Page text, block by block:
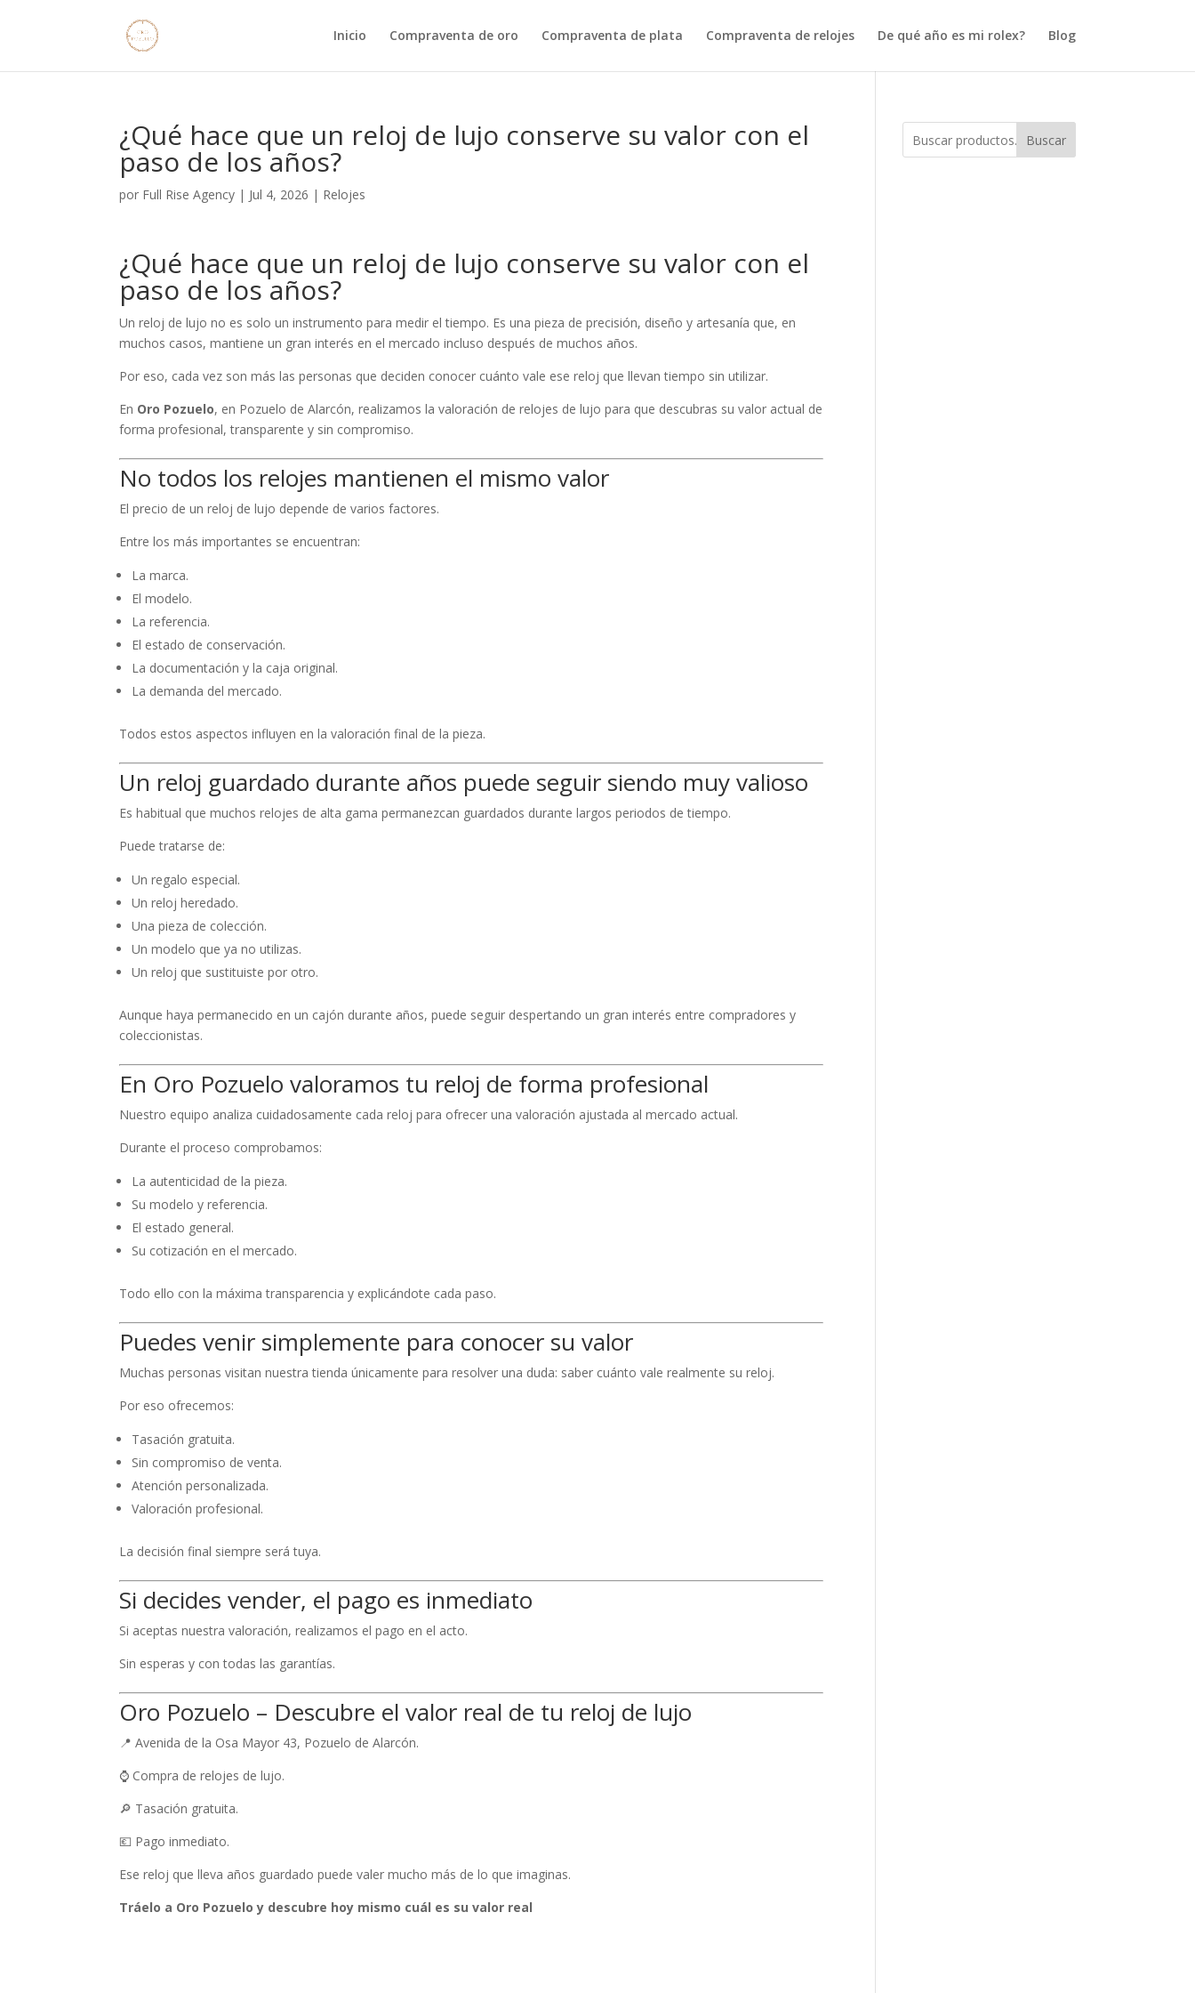
Inicio Compraventa de oro Compraventa de plata Compraventa de relojes De qué año es mi rolex? Blog
¿Qué hace que un reloj de lujo conserve su valor con el
paso de los años?
por Full Rise Agency | Jul 4, 2026 | Relojes
¿Qué hace que un reloj de lujo conserve su valor con el
paso de los años?
Un reloj de lujo no es solo un instrumento para medir el tiempo. Es una pieza de precisión, diseño y artesanía que, en
muchos casos, mantiene un gran interés en el mercado incluso después de muchos años.
Por eso, cada vez son más las personas que deciden conocer cuánto vale ese reloj que llevan tiempo sin utilizar.
En Oro Pozuelo, en Pozuelo de Alarcón, realizamos la valoración de relojes de lujo para que descubras su valor actual de
forma profesional, transparente y sin compromiso.
No todos los relojes mantienen el mismo valor
El precio de un reloj de lujo depende de varios factores.
Entre los más importantes se encuentran:
La marca.
El modelo.
La referencia.
El estado de conservación.
La documentación y la caja original.
La demanda del mercado.
Todos estos aspectos influyen en la valoración final de la pieza.
Un reloj guardado durante años puede seguir siendo muy valioso
Es habitual que muchos relojes de alta gama permanezcan guardados durante largos periodos de tiempo.
Puede tratarse de:
Un regalo especial.
Un reloj heredado.
Una pieza de colección.
Un modelo que ya no utilizas.
Un reloj que sustituiste por otro.
Aunque haya permanecido en un cajón durante años, puede seguir despertando un gran interés entre compradores y
coleccionistas.
En Oro Pozuelo valoramos tu reloj de forma profesional
Nuestro equipo analiza cuidadosamente cada reloj para ofrecer una valoración ajustada al mercado actual.
Durante el proceso comprobamos:
La autenticidad de la pieza.
Su modelo y referencia.
El estado general.
Su cotización en el mercado.
Todo ello con la máxima transparencia y explicándote cada paso.
Puedes venir simplemente para conocer su valor
Muchas personas visitan nuestra tienda únicamente para resolver una duda: saber cuánto vale realmente su reloj.
Por eso ofrecemos:
Tasación gratuita.
Sin compromiso de venta.
Atención personalizada.
Valoración profesional.
La decisión final siempre será tuya.
Si decides vender, el pago es inmediato
Si aceptas nuestra valoración, realizamos el pago en el acto.
Sin esperas y con todas las garantías.
Oro Pozuelo – Descubre el valor real de tu reloj de lujo
📍 Avenida de la Osa Mayor 43, Pozuelo de Alarcón.
⌚ Compra de relojes de lujo.
🔎 Tasación gratuita.
💶 Pago inmediato.
Ese reloj que lleva años guardado puede valer mucho más de lo que imaginas.
Tráelo a Oro Pozuelo y descubre hoy mismo cuál es su valor real
Buscar